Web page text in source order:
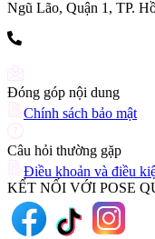
Ngũ Lão, Quận 1, TP.
Đóng góp nội dung
Chính sách bảo mật
Câu hỏi thường gặp
Điều khoản và điều
KẾT NỐI VỚI POSE